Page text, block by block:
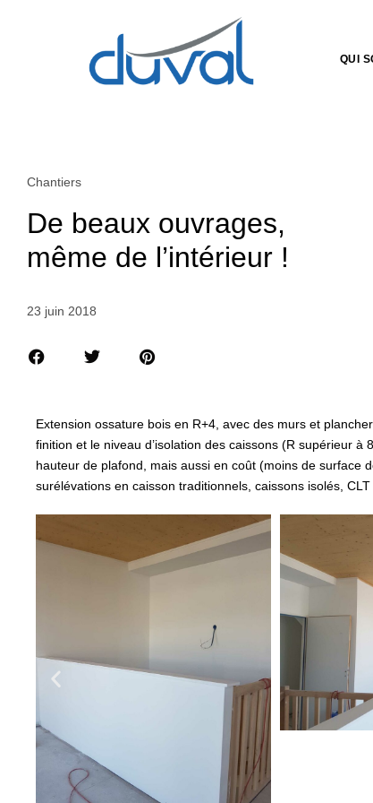
QUI
Chantiers
De beaux ouvrages,
même de l’intérieur !
23 juin 2018
Extension ossature bois en R+4, avec des murs et
finition et le niveau d’isolation des caissons (R supérieur
hauteur de plafond, mais aussi en coût (moins de surface
surélévations en caisson traditionnels, caissons isolés,